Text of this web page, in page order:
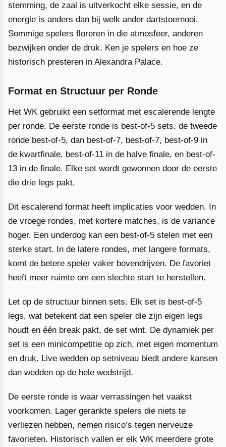
stemming, de zaal is uitverkocht elke sessie, en de
energie is anders dan bij welk ander dartstoernooi.
Sommige spelers floreren in die atmosfeer, anderen
bezwijken onder de druk. Ken je spelers en hoe ze
historisch presteren in Alexandra Palace.
Format en Structuur per Ronde
Het WK gebruikt een setformat met escalerende lengte
per ronde. De eerste ronde is best-of-5 sets, de tweede
ronde best-of-5, dan best-of-7, best-of-7, best-of-9 in
de kwartfinale, best-of-11 in de halve finale, en best-of-
13 in de finale. Elke set wordt gewonnen door de eerste
die drie legs pakt.
Dit escalerend format heeft implicaties voor wedden. In
de vroege rondes, met kortere matches, is de variance
hoger. Een underdog kan een best-of-5 stelen met een
sterke start. In de latere rondes, met langere formats,
komt de betere speler vaker bovendrijven. De favoriet
heeft meer ruimte om een slechte start te herstellen.
Let op de structuur binnen sets. Elk set is best-of-5
legs, wat betekent dat een speler die zijn eigen legs
houdt en één break pakt, de set wint. De dynamiek per
set is een minicompetitie op zich, met eigen momentum
en druk. Live wedden op setniveau biedt andere kansen
dan wedden op de hele wedstrijd.
De eerste ronde is waar verrassingen het vaakst
voorkomen. Lager gerankte spelers die niets te
verliezen hebben, nemen risico’s tegen nerveuze
favorieten. Historisch vallen er elk WK meerdere grote